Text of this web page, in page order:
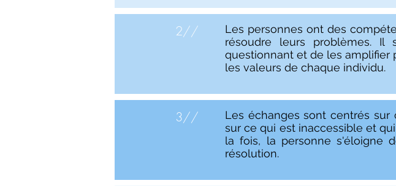
2//
Les personnes ont des
résoudre leurs problèmes. Il
questionnant et de les amplifier
les valeurs de chaque individu.
3//
Les échanges sont centrés
sur ce qui est inaccessible et
la fois, la personne s'éloigne
résolution.